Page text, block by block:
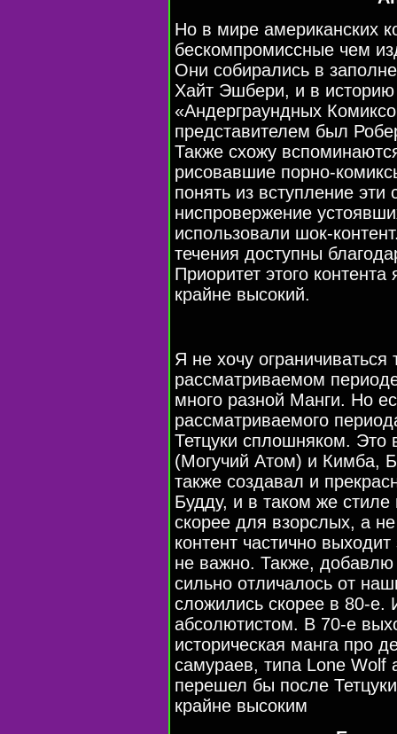
Но в мире американских
бескомпромиссные чем
Они собирались в
Хайт Эшбери, и в
«Андерграундных
представителем был
Также схожу
рисовавшие порно-
понять из вступление эти
ниспровержение
использовали шок-
течения доступны
Приоритет этого
крайне высокий.
Я не хочу
рассматриваемом
много разной Манги. Но
рассматриваемого
Тетцуки сплошняком. Это
(Могучий Атом) и Кимба,
также создавал и
Будду, и в таком же
скорее для взорслых, а
контент частично
не важно. Также, добавлю
сильно отличалось от
сложились скорее в 80-е.
абсолютистом. В 70-е
историческая манга про
самураев, типа Lone Wolf
перешел бы после
крайне высоким